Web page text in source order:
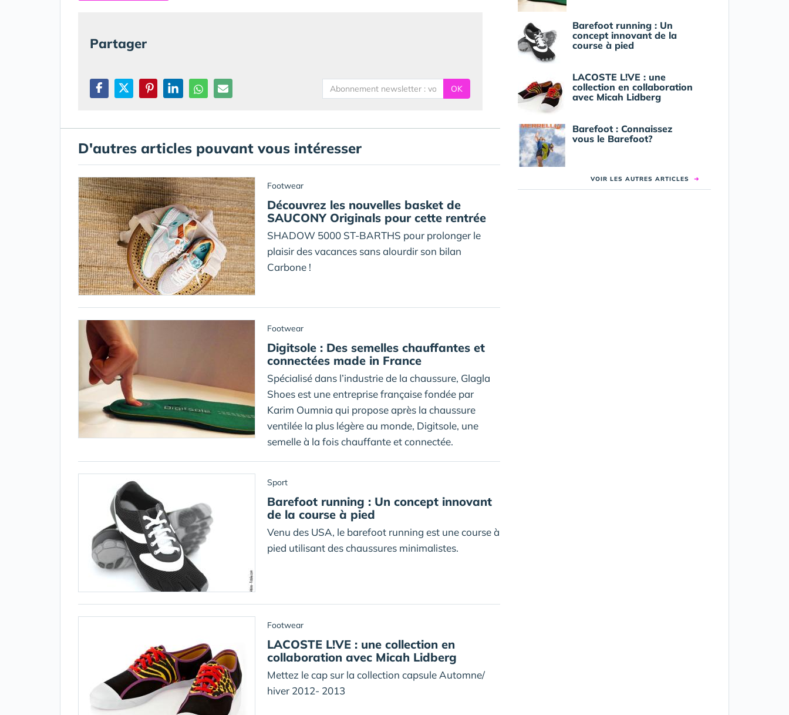
Partager
OK
D'autres articles pouvant vous intéresser
Footwear
Découvrez les nouvelles basket de
SAUCONY Originals pour cette rentrée
SHADOW 5000 ST-BARTHS pour prolonger le
plaisir des vacances sans alourdir son bilan
Carbone !
Footwear
Digitsole : Des semelles chauffantes et
connectées made in France
Spécialisé dans l’industrie de la chaussure, Glagla
Shoes est une entreprise française fondée par
Karim Oumnia qui propose après la chaussure
ventilée la plus légère au monde, Digitsole, une
semelle à la fois chauffante et connectée.
Sport
Barefoot running : Un concept innovant
de la course à pied
Venu des USA, le barefoot running est une course à
pied utilisant des chaussures minimalistes.
Footwear
LACOSTE L!VE : une collection en
collaboration avec Micah Lidberg
Mettez le cap sur la collection capsule Automne/
hiver 2012- 2013
Barefoot running : Un
concept innovant de la
course à pied
LACOSTE L!VE : une
collection en collaboration
avec Micah Lidberg
Barefoot : Connaissez
vous le Barefoot?
VOIR LES AUTRES ARTICLES ➜